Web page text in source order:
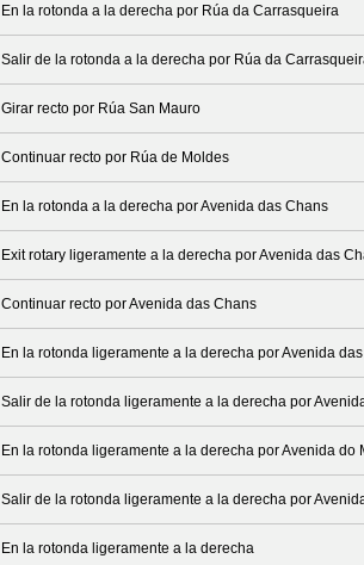
En la rotonda a la derecha por Rúa da Carrasqueira
Salir de la rotonda a la derecha por Rúa da
Girar recto por Rúa San Mauro
Continuar recto por Rúa de Moldes
En la rotonda a la derecha por Avenida das Chans
Exit rotary ligeramente a la derecha por Avenida das
Continuar recto por Avenida das Chans
En la rotonda ligeramente a la derecha por Avenida
Salir de la rotonda ligeramente a la derecha por
En la rotonda ligeramente a la derecha por Avenida do
Salir de la rotonda ligeramente a la derecha por
En la rotonda ligeramente a la derecha